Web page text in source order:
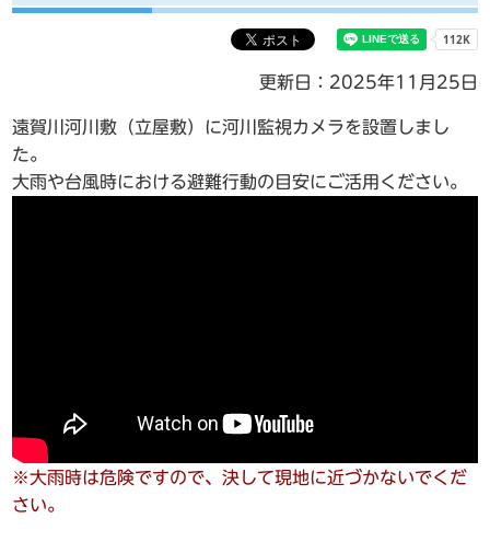
更新日：2025年11月25日
遠賀川河川敷（立屋敷）に河川監視カメラを設置しまし
た。
大雨や台風時における避難行動の目安にご活用ください。
※大雨時は危険ですので、決して現地に近づかないでくだ
さい。